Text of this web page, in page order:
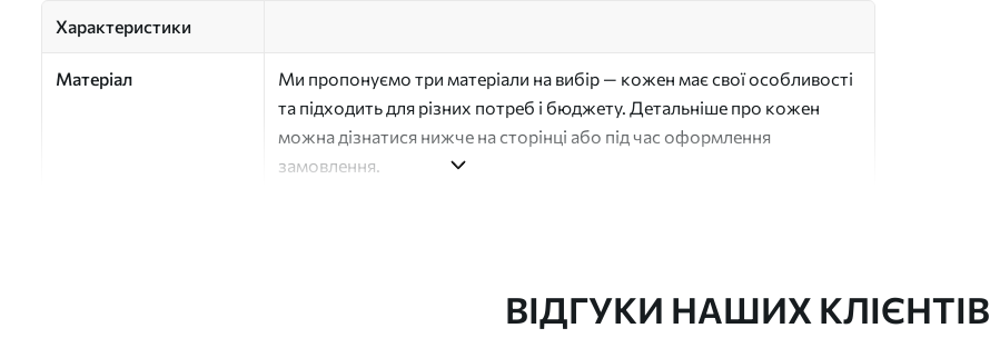
Характеристики
Матеріал
Ми пропонуємо три матеріали на вибір — кожен має свої особливості
та підходить для різних потреб і бюджету. Детальніше про кожен
можна дізнатися нижче на сторінці або під час оформлення
замовлення.
ВІДГУКИ НАШИХ КЛІЄНТІВ